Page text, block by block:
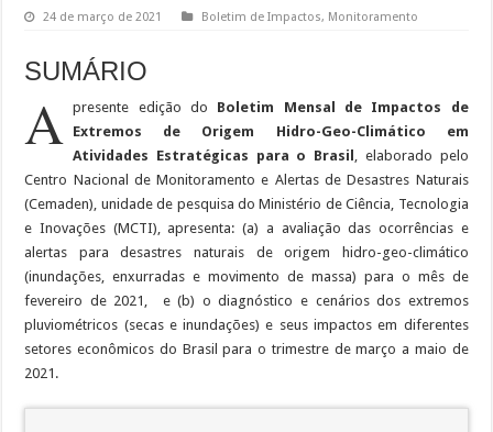
24 de março de 2021 Boletim de Impactos, Monitoramento
SUMÁRIO
A presente edição do Boletim Mensal de Impactos de
Extremos de Origem Hidro-Geo-Climático em
Atividades Estratégicas para o Brasil
, elaborado pelo
Centro Nacional de Monitoramento e Alertas de Desastres Naturais
(Cemaden), unidade de pesquisa do Ministério de Ciência, Tecnologia
e Inovações (MCTI), apresenta: (a) a avaliação das ocorrências e
alertas para desastres naturais de origem hidro-geo-climático
(inundações, enxurradas e movimento de massa) para o mês de
fevereiro de 2021, e (b) o diagnóstico e cenários dos extremos
pluviométricos (secas e inundações) e seus impactos em diferentes
setores econômicos do Brasil para o trimestre de março a maio de
2021.